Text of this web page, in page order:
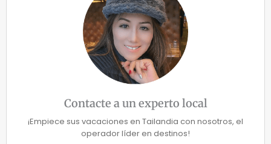
Contacte a un experto local
¡Empiece sus vacaciones en Tailandia con nosotros, el
operador líder en destinos!